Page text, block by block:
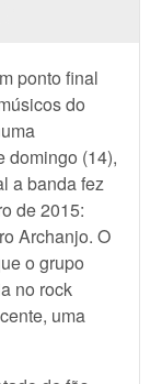
ponto final
do
domingo (14),
a banda fez
de 2015:
Archanjo. O
o grupo
no rock
uma